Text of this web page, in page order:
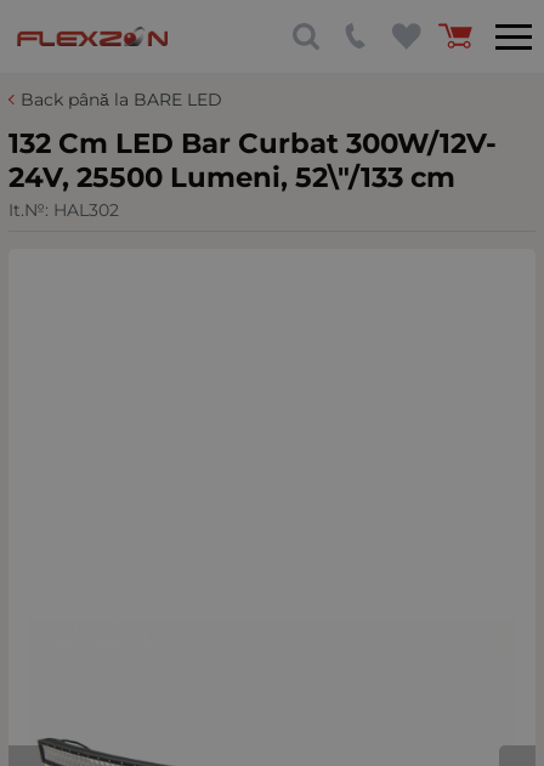
Back până la BARE LED
132 Cm LED Bar Curbat 300W/12V-
24V, 25500 Lumeni, 52\"/133 cm
It.№: HAL302